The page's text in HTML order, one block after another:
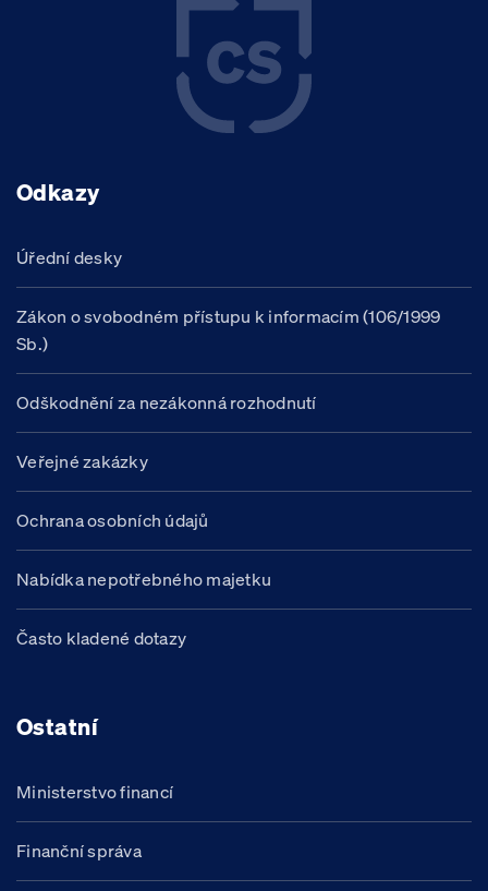
Odkazy
Úřední desky
Zákon o svobodném přístupu k informacím (106/1999
Sb.)
Odškodnění za nezákonná rozhodnutí
Veřejné zakázky
Ochrana osobních údajů
Nabídka nepotřebného majetku
Často kladené dotazy
Ostatní
Ministerstvo financí
Finanční správa